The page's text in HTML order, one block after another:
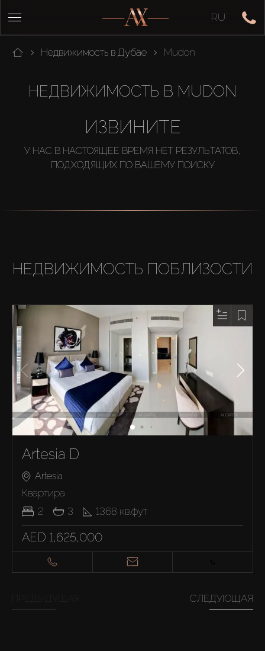
RU
Недвижимость в Дубае Mudon
НЕДВИЖИМОСТЬ В MUDON
ИЗВИНИТЕ
У НАС В НАСТОЯЩЕЕ ВРЕМЯ НЕТ РЕЗУЛЬТАТОВ,
ПОДХОДЯЩИХ ПО ВАШЕМУ ПОИСКУ
НЕДВИЖИМОСТЬ ПОБЛИЗОСТИ
Artesia D
Artesia
Квартира
2
3 1368 кв.фут
AED 1,625,000
СЛЕДУЮЩАЯ